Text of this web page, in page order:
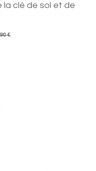
la clé de sol et de
€